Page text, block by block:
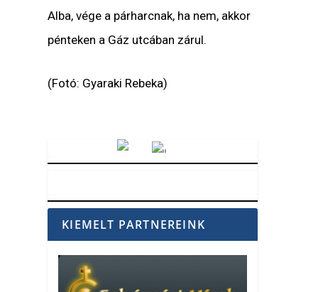
Alba, vége a párharcnak, ha nem, akkor
pénteken a Gáz utcában zárul.
(Fotó: Gyaraki Rebeka)
KIEMELT PARTNEREINK